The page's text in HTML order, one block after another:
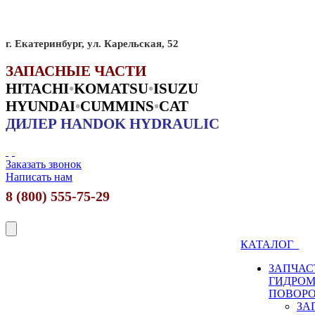
г. Екатеринбург, ул. Карельская, 52
ЗАПАСНЫЕ ЧАСТИ
HITACHI•KOMATSU•ISUZU
HYUNDAI•CUMMINS•CAT
ДИЛЕР HANDOK HYDRAULIC
Заказать звонок
Написать нам
8 (800) 555-75-29
КАТАЛОГ